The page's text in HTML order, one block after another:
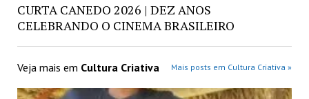
CURTA CANEDO 2026 | DEZ ANOS
CELEBRANDO O CINEMA BRASILEIRO
Veja mais em Cultura Criativa Mais posts em Cultura Criativa »